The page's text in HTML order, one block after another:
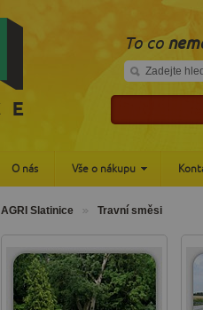
AGRI Slatinice Travní směsi
To co
O nás Vše o nákupu